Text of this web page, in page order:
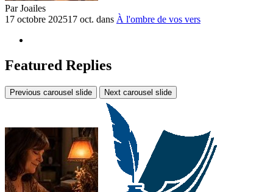
ParJoailes
17 octobre 202517 oct. dans À l'ombre de vos vers
Featured Replies
Previous carousel slide Next carousel slide